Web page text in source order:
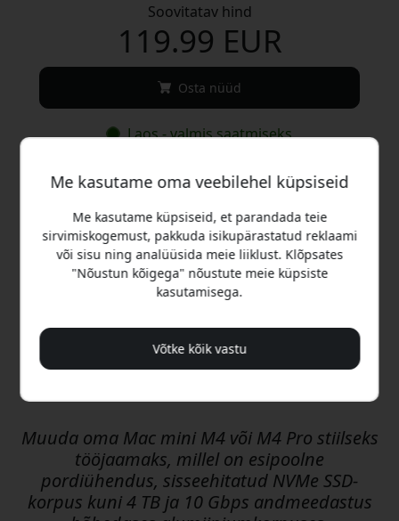
Soovitatav hind
119.99 EUR
Osta nüüd
Laos - valmis saatmiseks
Tarne 9.99 EUR-s Eesti
Tarne 10-12 august
Kiire ja jälgitav tarne
30-päevane tagastusõigus
Muuda oma Mac mini M4 või M4 Pro stiilseks
tööjaamaks, millel on esipoolne
pordiühendus, sisseehitatud NVMe SSD-
korpus kuni 4 TB ja 10 Gbps andmeedastus
Me kasutame oma veebilehel küpsiseid
Me kasutame küpsiseid, et parandada teie
sirvimiskogemust, pakkuda isikupärastatud reklaami
või sisu ning analüüsida meie liiklust. Klõpsates
"Nõustun kõigega" nõustute meie küpsiste
kasutamisega.
Võtke kõik vastu